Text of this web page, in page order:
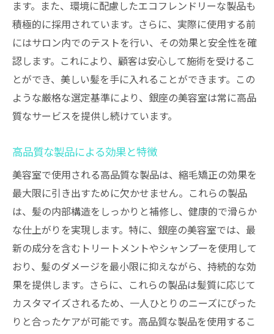
ます。また、環境に配慮したエコフレンドリーな製品も
積極的に採用されています。さらに、実際に使用する前
にはサロン内でのテストを行い、その効果と安全性を確
認します。これにより、顧客は安心して施術を受けるこ
とができ、美しい髪を手に入れることができます。この
ような厳格な選定基準により、銀座の美容室は常に高品
質なサービスを提供し続けています。
高品質な製品による効果と特徴
美容室で使用される高品質な製品は、縮毛矯正の効果を
最大限に引き出すために欠かせません。これらの製品
は、髪の内部構造をしっかりと補修し、健康的で滑らか
な仕上がりを実現します。特に、銀座の美容室では、最
新の成分を含むトリートメントやシャンプーを使用して
おり、髪のダメージを最小限に抑えながら、持続的な効
果を提供します。さらに、これらの製品は髪質に応じて
カスタマイズされるため、一人ひとりのニーズにぴった
りと合ったケアが可能です。高品質な製品を使用するこ